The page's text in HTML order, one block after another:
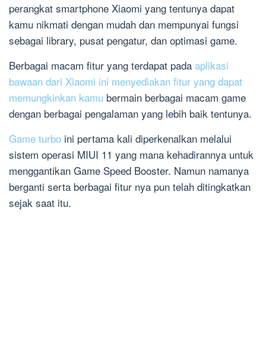
perangkat smartphone Xiaomi yang tentunya dapat
kamu nikmati dengan mudah dan mempunyai fungsi
sebagai library, pusat pengatur, dan optimasi game.
Berbagai macam fitur yang terdapat pada aplikasi
bawaan dari Xiaomi ini menyediakan fitur yang dapat
memungkinkan kamu bermain berbagai macam game
dengan berbagai pengalaman yang lebih baik tentunya.
Game turbo ini pertama kali diperkenalkan melalui
sistem operasi MIUI 11 yang mana kehadirannya untuk
menggantikan Game Speed Booster. Namun namanya
berganti serta berbagai fitur nya pun telah ditingkatkan
sejak saat itu.